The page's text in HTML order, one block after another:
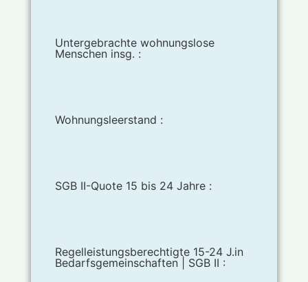
Untergebrachte wohnungslose
Menschen insg. :
Wohnungsleerstand :
SGB II-Quote 15 bis 24 Jahre :
Regelleistungsberechtigte 15-24 J.in
Bedarfsgemeinschaften | SGB II :